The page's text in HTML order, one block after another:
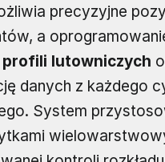
precyzyjne
a
profili lutowniczych
danych z każdego
System